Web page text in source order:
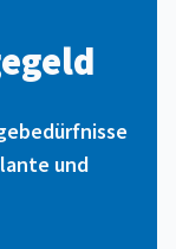
und